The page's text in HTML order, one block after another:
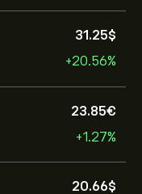
31.25‎$‎
+20.56%
23.85‎€‎
+1.27%
20.66‎$‎